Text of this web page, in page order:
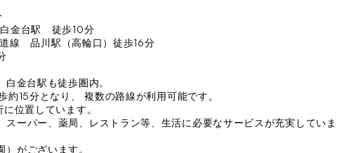
金台駅 徒歩10分
線 品川駅（高輪口）徒歩16分
金台駅も徒歩圏内。
約15分となり、 複数の路線が利用可能です。
位置しています。
スーパー、薬局、レストラン等、生活に必要なサービスが充実していま
がございます。